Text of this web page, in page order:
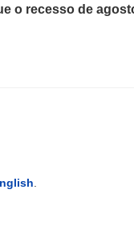
o recesso de